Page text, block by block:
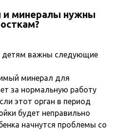
и минералы нужны
детям важны следующие
минерал для
за нормальную работу
этот орган в период
будет неправильно
начнутся проблемы со